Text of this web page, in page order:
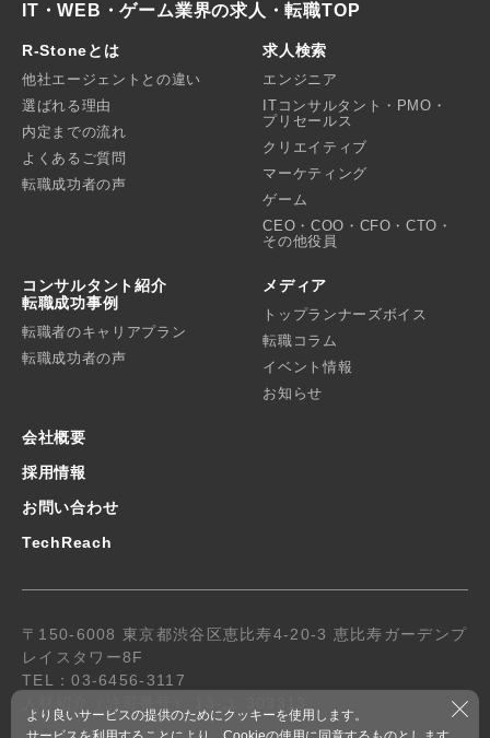
IT・WEB・ゲーム業界の求人・転職TOP
R-Stoneとは
他社エージェントとの違い
選ばれる理由
内定までの流れ
よくあるご質問
転職成功者の声
求人検索
エンジニア
ITコンサルタント・PMO・
プリセールス
クリエイティブ
マーケティング
ゲーム
CEO・COO・CFO・CTO・
その他役員
コンサルタント紹介
転職成功事例
転職者のキャリアプラン
転職成功者の声
メディア
トップランナーズボイス
転職コラム
イベント情報
お知らせ
会社概要
採用情報
お問い合わせ
TechReach
〒150-6008 東京都渋谷区恵比寿4-20-3 恵比寿ガーデンプ
レイスタワー8F
TEL：03-6456-3117
より良いサービスの提供のためにクッキーを使用します。